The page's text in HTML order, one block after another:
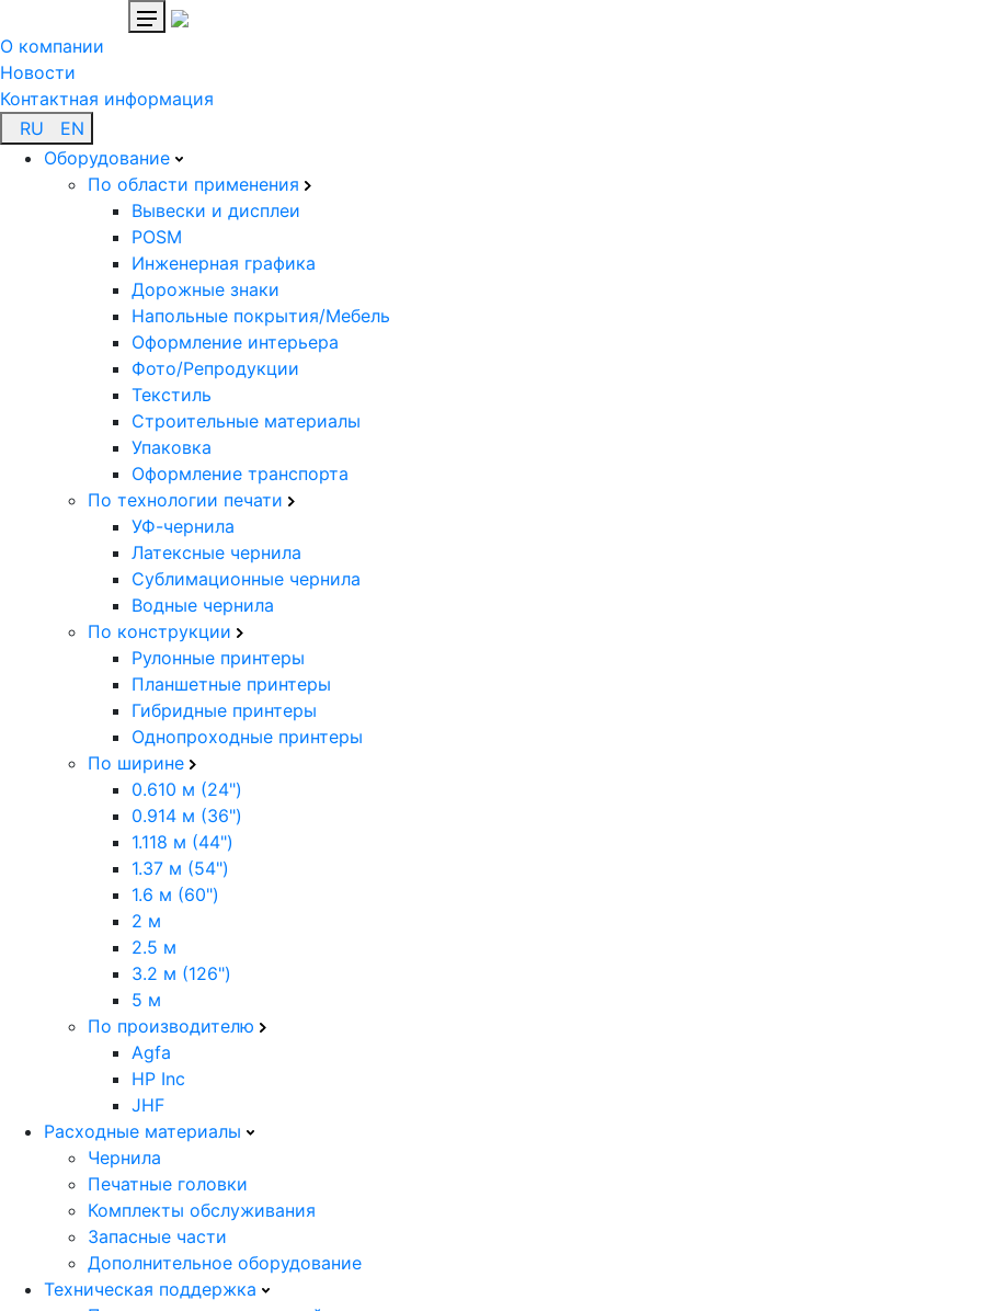
О компании
Новости
Контактная информация
RU
EN
Оборудование
По области применения
Вывески и дисплеи
POSM
Инженерная графика
Дорожные знаки
Напольные покрытия/Мебель
Оформление интерьера
Фото/Репродукции
Текстиль
Строительные материалы
Упаковка
Оформление транспорта
По технологии печати
УФ-чернила
Латексные чернила
Сублимационные чернила
Водные чернила
По конструкции
Рулонные принтеры
Планшетные принтеры
Гибридные принтеры
Однопроходные принтеры
По ширине
0.610 м (24")
0.914 м (36")
1.118 м (44")
1.37 м (54")
1.6 м (60")
2 м
2.5 м
3.2 м (126")
5 м
По производителю
Agfa
HP Inc
JHF
Расходные материалы
Чернила
Печатные головки
Комплекты обслуживания
Запасные части
Дополнительное оборудование
Техническая поддержка